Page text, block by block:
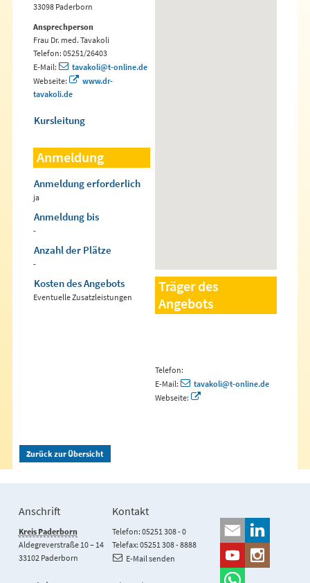
33098 Paderborn
Ansprechperson
Frau Dr. med. Tavakoli
Telefon: 05251/26403
E-Mail:
tavakoli@t-online.de
Webseite:
www.dr-
tavakoli.de
Kursleitung
Anmeldung
Anmeldung erforderlich
ja
Anmeldung bis
-
Anzahl der Plätze
-
Kosten des Angebots
Eventuelle Zusatzleistungen
Träger des
Angebots
Telefon:
E-Mail:
tavakoli@t-online.de
Webseite:
Zurück zur Übersicht
Anschrift
Kreis Paderborn
Aldegreverstraße 10 – 14
33102 Paderborn
Kontakt
Telefon: 05251 308 - 0
Telefax: 05251 308 - 8888
E-Mail senden